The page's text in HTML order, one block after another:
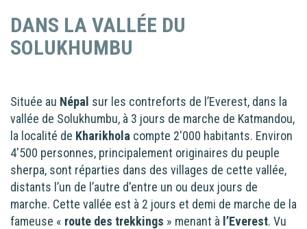
DANS LA VALLÉE DU
SOLUKHUMBU
Située au Népal sur les contreforts de l’Everest, dans la
vallée de Solukhumbu, à 3 jours de marche de Katmandou,
la localité de Kharikhola compte 2'000 habitants. Environ
4'500 personnes, principalement originaires du peuple
sherpa, sont réparties dans des villages de cette vallée,
distants l’un de l’autre d'entre un ou deux jours de
marche. Cette vallée est à 2 jours et demi de marche de la
fameuse « route des trekkings » menant à l’Everest. Vu